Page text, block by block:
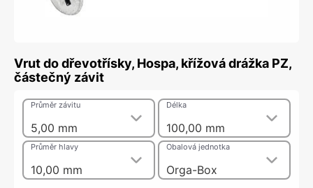
Vrut do dřevotřísky, Hospa, křížová drážka PZ,
částečný závit
5,00 mm
Průměr závitu
100,00 mm
Délka
10,00 mm
Průměr hlavy
Orga-Box
Obalová jednotka